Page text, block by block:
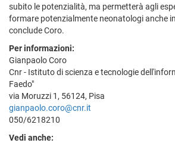
subito le potenzialità, ma permetterà agli
formare potenzialmente neonatologi anche
conclude Coro.
Per informazioni:
Gianpaolo Coro
Cnr - Istituto di scienza e tecnologie
Faedo"
via Moruzzi 1, 56124, Pisa
gianpaolo.coro@cnr.it
050/6218210
Vedi anche: